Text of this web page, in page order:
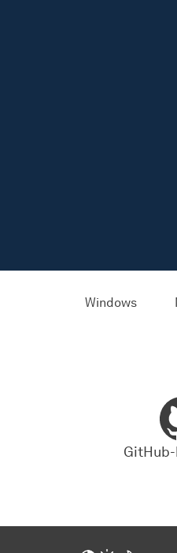
Windows